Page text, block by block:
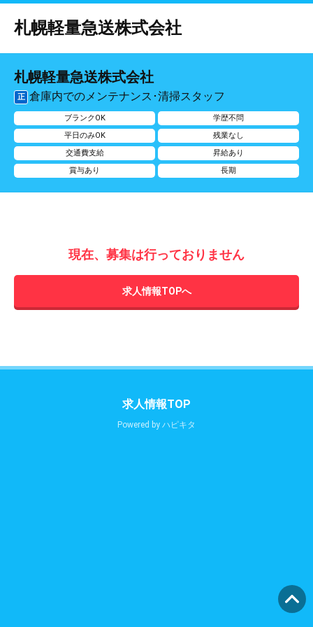
札幌軽量急送株式会社
札幌軽量急送株式会社
正 倉庫内でのメンテナンス･清掃スタッフ
ブランクOK
学歴不問
平日のみOK
残業なし
交通費支給
昇給あり
賞与あり
長期
現在、募集は行っておりません
求人情報TOPへ
求人情報TOP
Powered by ハピキタ